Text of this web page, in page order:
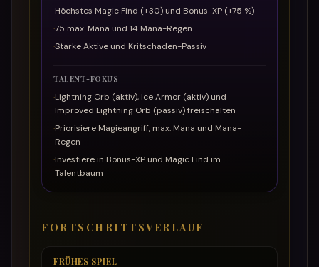
·Höchstes Magic Find (+30) und Bonus-XP (+75 %)
·75 max. Mana und 14 Mana-Regen
·Starke Aktive und Kritschaden-Passiv
TALENT-FOKUS
·Lightning Orb (aktiv), Ice Armor (aktiv) und
Improved Lightning Orb (passiv) freischalten
·Priorisiere Magieangriff, max. Mana und Mana-
Regen
·Investiere in Bonus-XP und Magic Find im
Talentbaum
FORTSCHRITTSVERLAUF
FRÜHES SPIEL